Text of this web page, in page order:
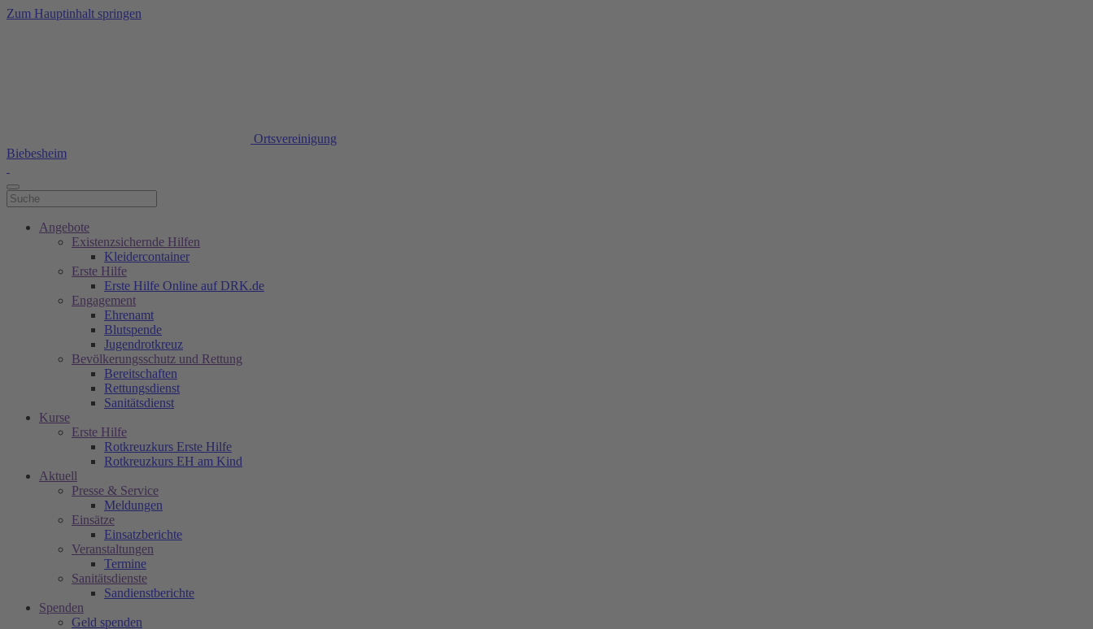
Zum Hauptinhalt springen
Ortsvereinigung
Biebesheim
Angebote
Existenzsichernde Hilfen
Kleidercontainer
Erste Hilfe
Erste Hilfe Online auf DRK.de
Engagement
Ehrenamt
Blutspende
Jugendrotkreuz
Bevölkerungsschutz und Rettung
Bereitschaften
Rettungsdienst
Sanitätsdienst
Kurse
Erste Hilfe
Rotkreuzkurs Erste Hilfe
Rotkreuzkurs EH am Kind
Aktuell
Presse & Service
Meldungen
Einsätze
Einsatzberichte
Veranstaltungen
Termine
Sanitätsdienste
Sandienstberichte
Spenden
Geld spenden